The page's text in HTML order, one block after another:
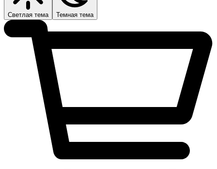
Светлая тема Темная тема